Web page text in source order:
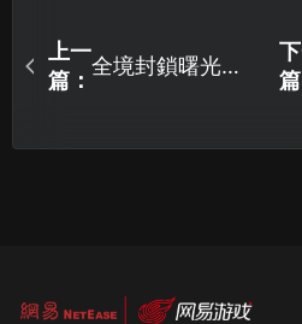
上一
篇：
全境封鎖曙光閃
篇